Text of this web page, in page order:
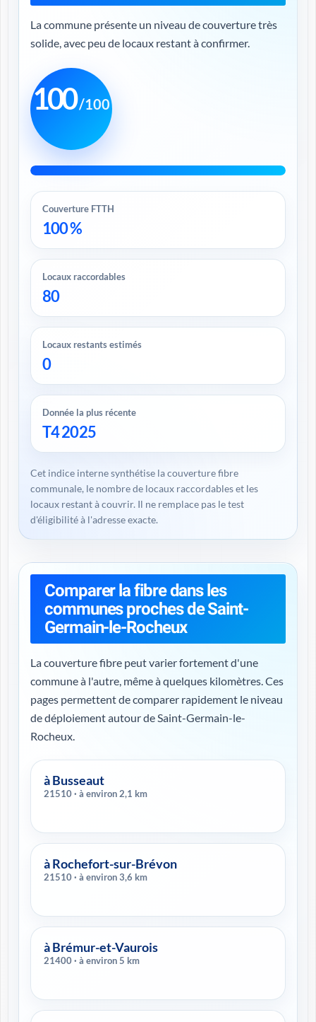
La commune présente un niveau de couverture très
solide, avec peu de locaux restant à confirmer.
100/100
Couverture FTTH
100 %
Locaux raccordables
80
Locaux restants estimés
0
Donnée la plus récente
T4 2025
Cet indice interne synthétise la couverture fibre
communale, le nombre de locaux raccordables et les
locaux restant à couvrir. Il ne remplace pas le test
d'éligibilité à l'adresse exacte.
Comparer la fibre dans les
communes proches de Saint-
Germain-le-Rocheux
La couverture fibre peut varier fortement d'une
commune à l'autre, même à quelques kilomètres. Ces
pages permettent de comparer rapidement le niveau
de déploiement autour de Saint-Germain-le-
Rocheux.
à Busseaut
21510 · à environ 2,1 km
à Rochefort-sur-Brévon
21510 · à environ 3,6 km
à Brémur-et-Vaurois
21400 · à environ 5 km